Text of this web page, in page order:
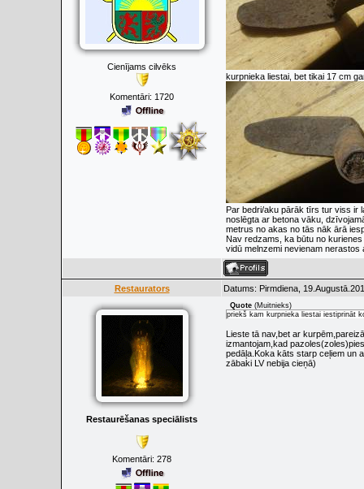
Cienījams cilvēks
Komentāri: 1720
kurpnieka liestai, bet tikai 17 cm
Par bedri/aku pārāk tīrs tur viss ir
noslēgta ar betona vāku,
metrus no akas no tās nāk ārā
Nav redzams, ka būtu no
vidū melnzemi nevienam
Restaurators Datums: Pirmdiena,
Restaurēšanas speciālists
Komentāri: 278
Quote (Muitnieks)
priekš kam kurpnieka liestai iestiprināt
Lieste tā nav,bet ar
izmantojam,kad
pedāļa.Koka kāts starp ceļiem un
zābaki LV nebija cieņā)